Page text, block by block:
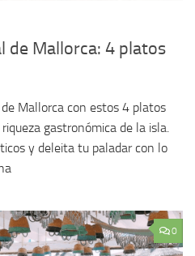
de Mallorca: 4 platos
Mallorca con estos 4 platos
gastronómica de la isla.
y deleita tu paladar con lo
0